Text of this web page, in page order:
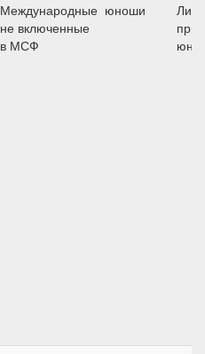
Международные
не включенные
в МСФ
юноши